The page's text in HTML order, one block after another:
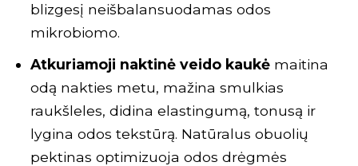
blizgesį neišbalansuodamas odos
mikrobiomo.
Atkuriamoji naktinė veido kaukėmaitina
odą nakties metu, mažina smulkias
raukšleles, didina elastingumą, tonusą ir
lygina odos tekstūrą. Natūralus obuolių
pektinas optimizuoja odos drėgmės